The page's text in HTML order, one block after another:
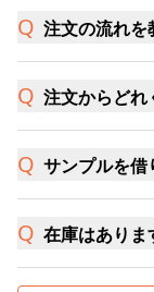
注文の流れを
注文からどれ
サンプルを借
在庫はありま